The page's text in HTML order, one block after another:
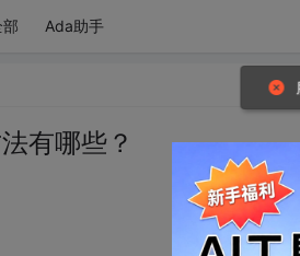
Ada助手
有哪些？